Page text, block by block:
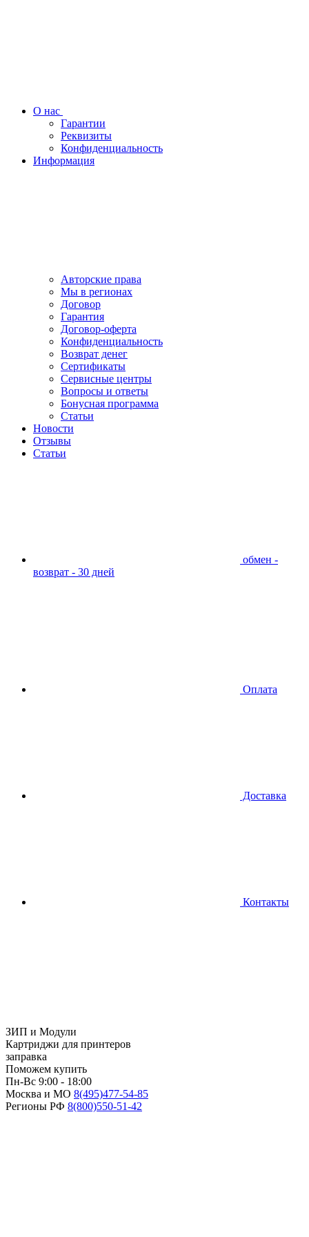
О нас
Гарантии
Реквизиты
Конфиденциальность
Информация
Авторские права
Мы в регионах
Договор
Гарантия
Договор-оферта
Конфиденциальность
Возврат денег
Сертификаты
Сервисные центры
Вопросы и ответы
Бонусная программа
Статьи
Новости
Отзывы
Статьи
обмен -
возврат - 30 дней
Оплата
Доставка
Контакты
ЗИП и Модули
Картриджи для принтеров
заправка
Поможем купить
Пн-Вс 9:00 - 18:00
Москва и МО 8(495)477-54-85
Регионы РФ 8(800)550-51-42